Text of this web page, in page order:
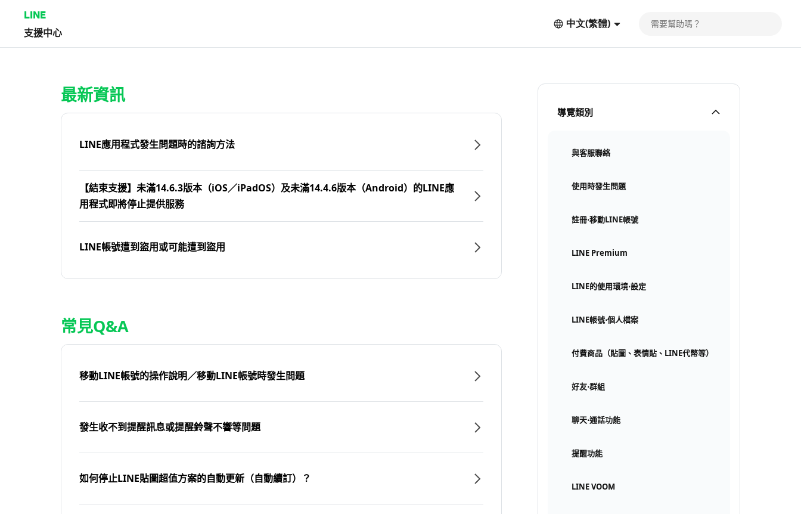
LINE
支援中心
中文(繁體)
導覽類別
與客服聯絡
使用時發生問題
註冊⋅移動LINE帳號
LINE Premium
LINE的使用環境⋅設定
LINE帳號⋅個人檔案
付費商品（貼圖、表情貼、LINE代幣等）
好友⋅群組
聊天⋅通話功能
提醒功能
LINE VOOM
最新資訊
LINE應用程式發生問題時的諮詢方法
【結束支援】未滿14.6.3版本（iOS／iPadOS）及未滿14.4.6版本（Android）的LINE應
用程式即將停止提供服務
LINE帳號遭到盜用或可能遭到盜用
常見Q&A
移動LINE帳號的操作說明／移動LINE帳號時發生問題
發生收不到提醒訊息或提醒鈴聲不響等問題
如何停止LINE貼圖超值方案的自動更新（自動續訂）？